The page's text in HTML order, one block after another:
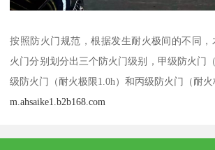
按照防火门规范，根据发生耐火极间的不同
火门分别划分出三个防火门级别，甲级防火门
级防火门（耐火极限1.0h）和丙级防火门（耐火
m.ahsaike1.b2b168.com